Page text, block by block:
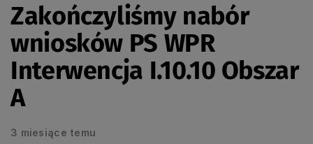
Zakończyliśmy nabór
wniosków PS WPR
Interwencja I.10.10 Obszar
A
3 miesiące temu